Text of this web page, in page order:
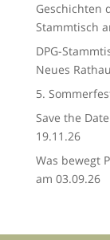
Geschichten
Stammtisch
DPG-
Neues
5.
Save the
19.11.26
Was bewegt
am 03.09.26